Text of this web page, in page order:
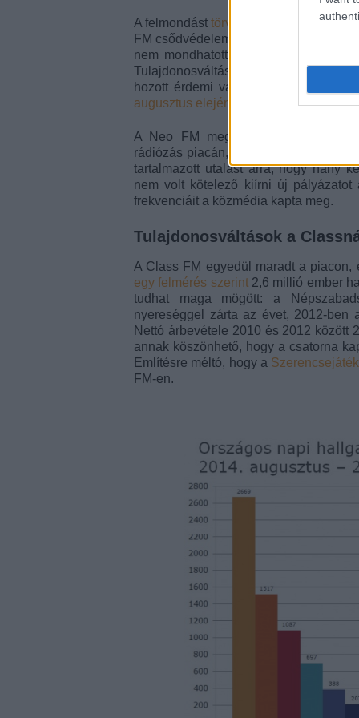
A felmondásttörvényi ütközések
FM csődvédelem alatt állt a felmondás
nem mondhatott volna fel neki, a
Tulajdonosváltás is történt a Neónál,
hozott érdemi változást, a rádió
augusztus elején benyújtották a
A Neo FM megszűnésével riválisa,
rádiózás piacán, mivel a 2010-es
tartalmazott utalást arra, hogy hány
nem volt kötelező kiírni új pályázatot
frekvenciáit a közmédia kapta meg.
Tulajdonosváltások a
A Class FM egyedül maradt a piacon,
egy felmérés szerint2,6 millió ember
tudhat maga mögött: a
nyereséggel zárta az évet, 2012-ben
Nettó árbevétele 2010 és 2012 között
annak köszönhető, hogy a csatorna
Említésre méltó, hogy a
FM-en.